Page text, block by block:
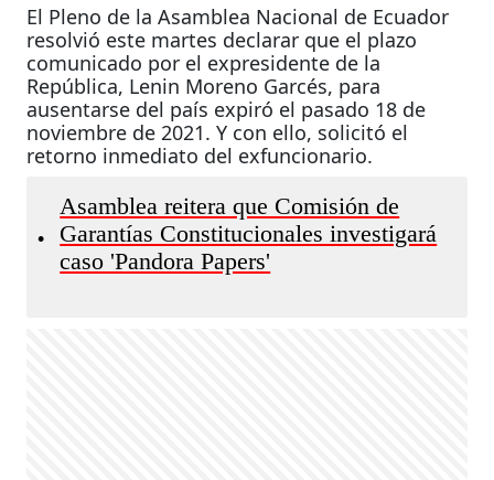
El Pleno de la Asamblea Nacional de Ecuador
resolvió este martes declarar que el plazo
comunicado por el expresidente de la
República, Lenin Moreno Garcés, para
ausentarse del país expiró el pasado 18 de
noviembre de 2021. Y con ello, solicitó el
retorno inmediato del exfuncionario.
•
Asamblea reitera que Comisión de
Garantías Constitucionales investigará
caso 'Pandora Papers'